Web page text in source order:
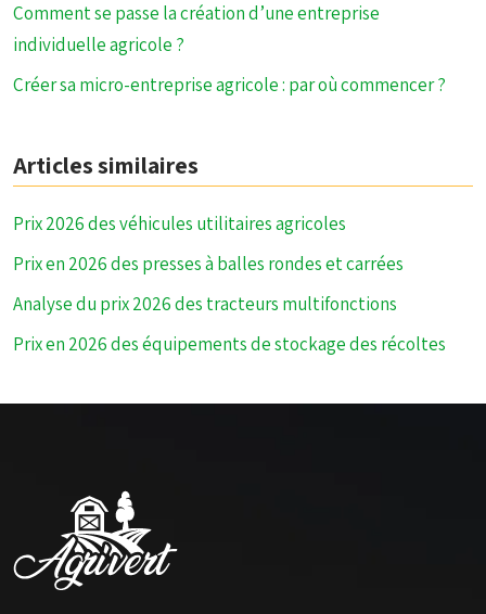
Comment se passe la création d’une entreprise
individuelle agricole ?
Créer sa micro-entreprise agricole : par où commencer ?
Articles similaires
Prix 2026 des véhicules utilitaires agricoles
Prix en 2026 des presses à balles rondes et carrées
Analyse du prix 2026 des tracteurs multifonctions
Prix en 2026 des équipements de stockage des récoltes